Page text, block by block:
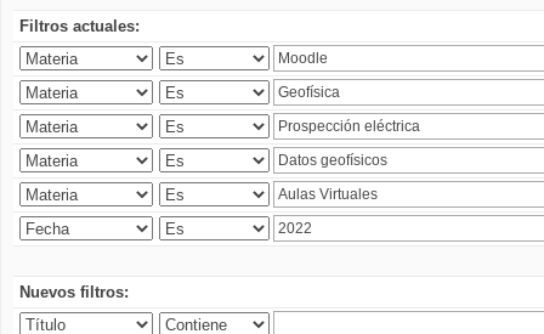
Filtros actuales:
Nuevos filtros: